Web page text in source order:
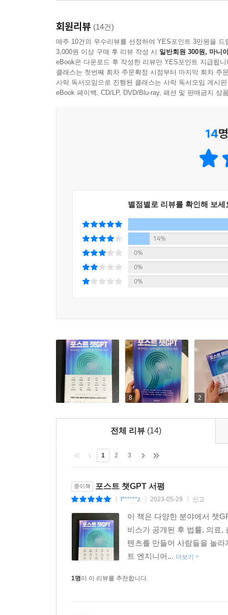
또한 4장에서 금준경 〈미디어오늘〉 기자는 ‘로
자극하는 수익성 기사와 양질의 르포 기사 사이
논리적이고 완결성 있는 글쓰기를 해내는 ‘형식’
홍수에 가장 취약한 분야다. 도널드 트럼프 체포
뉴스의 온상이 될 가능성이 더욱 더 커진 것이다.
출판 분야의 변화 또한 눈여겨볼만 하다. 5장에
없는 출판을 계획 중인 업계 관계자의 목소리
인공지능이 위법의 주체가 될 것인지도 흥미로
15장 〈인공지능은 창의적인 소설을 쓸 수 있
챗GPT에 대해 소설 창작과 주체라는 원론을 되짚
리사손 컬럼비아대 바너드칼리지 교수는 챗GPT
‘스스로 오류를 발견하고, 이를 고쳐나가기 위
디지털 네이티브의 교육 현장에서 교사의 역할은
과제 표절 논란은 표면적인 현상일 뿐이며 문제
이다. 교수들이 이 능력을 키워주는 문제에 대
부족하다는 방증이 된다는 것이다.
추천 서문을 쓴 김건희 서울대 컴퓨터공학부 교
기고문을 소개하며 지금 시대를 진단한다. 박상
투자자들의 치열한 움직임이 있었다.
또한 15명의 저자들이 챗GPT를 비롯한 생성형
익히 잘 알고 있듯이 사실과 다른 이야기를 ‘자신
형태로든 인간과 사회에 영향을 끼칠 수밖에
가깝게 만들었다고 지적한다. 지금보다 더더욱 허
6장에서 한소원 서울대 심리학과 교수는 ‘무인도
회원리뷰 (14건)
매주 10건의 우수리뷰를 선정하여 YES포인트 3만원을 드
3,000원 이상 구매 후 리뷰 작성 시 일반회원 300원, 마니
eBook은 다운로드 후 작성한 리뷰만 YES포인트 지급됩니
클래스는 첫번째 회차 주문확정 시점부터 마지막 회차 주
사락 독서모임으로 진행된 클래스는 사락 독서모임 게시
eBook 페이백, CD/LP, DVD/Blu-ray, 패션 및 판매금지 상
14
별점별로 리뷰를 확인해 보세
14%
0%
0%
0%
8 2
전체 리뷰 (14)
1 2 3
종이책 포스트 챗GPT 서평
f******z 2023-05-29 신고
이 책은 다양한 분야에서 챗
비스가 공개된 후 법률, 의료,
텐츠를 만들어 사람들을 놀
트 엔지니어... 더보기
1명이 이 리뷰를 추천합니다.